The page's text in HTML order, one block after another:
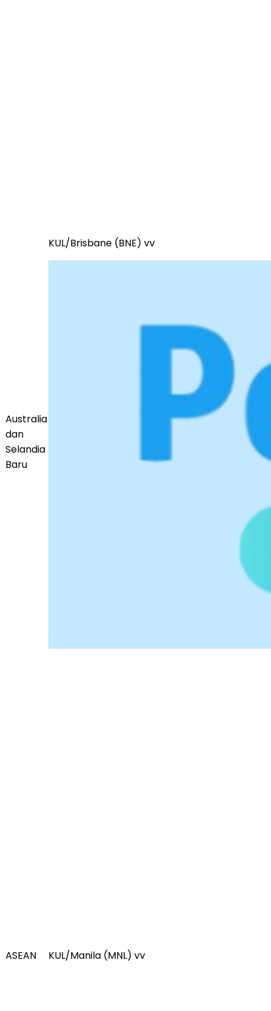
Australia
dan
Selandia
Baru
KUL/Brisbane (BNE) vv
ASEAN KUL/Manila (MNL) vv